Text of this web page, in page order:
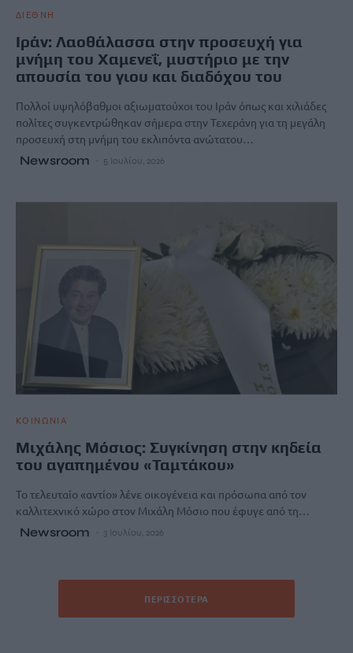
ΔΙΕΘΝΗ
Ιράν: Λαοθάλασσα στην προσευχή για
μνήμη του Χαμενεΐ, μυστήριο με την
απουσία του γιου και διαδόχου του
Πολλοί υψηλόβαθμοι αξιωματούχοι του Ιράν όπως και χιλιάδες
πολίτες συγκεντρώθηκαν σήμερα στην Τεχεράνη για τη μεγάλη
προσευχή στη μνήμη του εκλιπόντα ανώτατου…
Newsroom 5 Ιουλίου, 2026
ΚΟΙΝΩΝΙΑ
Μιχάλης Μόσιος: Συγκίνηση στην κηδεία
του αγαπημένου «Ταμτάκου»
Το τελευταίο «αντίο» λένε οικογένεια και πρόσωπα από τον
καλλιτεχνικό χώρο στον Μιχάλη Μόσιο που έφυγε από τη…
Newsroom 3 Ιουλίου, 2026
ΠΕΡΙΣΣΌΤΕΡΑ